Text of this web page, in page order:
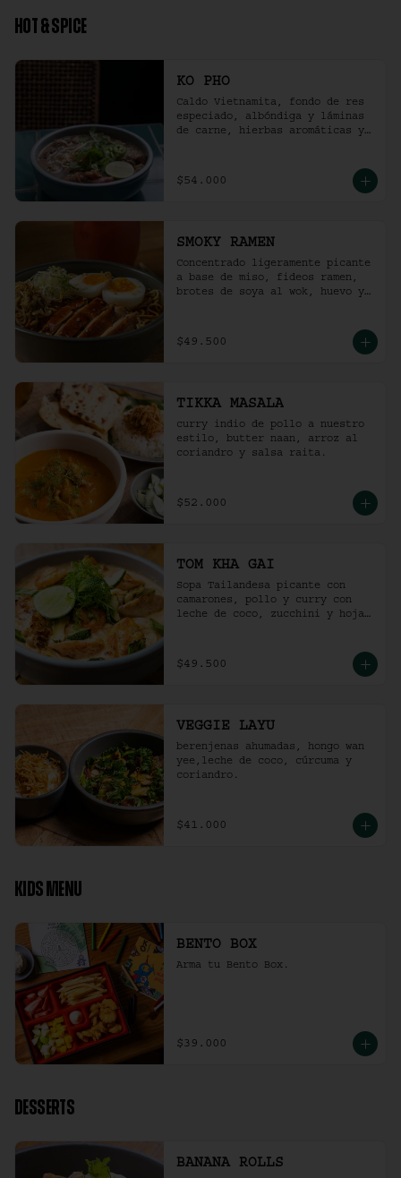
HOT & SPICE
KO PHO
Caldo Vietnamita, fondo de res
especiado, albóndiga y láminas
de carne, hierbas aromáticas y
$54.000
SMOKY RAMEN
Concentrado ligeramente picante
a base de miso, fideos ramen,
brotes de soya al wok, huevo y
$49.500
TIKKA MASALA
curry indio de pollo a nuestro
estilo, butter naan, arroz al
coriandro y salsa raita.
$52.000
TOM KHA GAI
Sopa Tailandesa picante con
camarones, pollo y curry con
leche de coco, zucchini y hojas
$49.500
VEGGIE LAYU
berenjenas ahumadas, hongo wan
yee,leche de coco, cúrcuma y
coriandro.
$41.000
KIDS MENU
BENTO BOX
Arma tu Bento Box.
$39.000
DESSERTS
BANANA ROLLS